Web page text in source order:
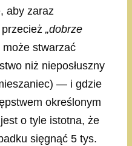
aby zaraz
„dobrze
stwarzać
niż nieposłuszny
— i gdzie
określonym
o tyle istotna, że
sięgnąć 5 tys.